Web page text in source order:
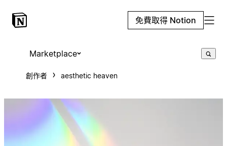
免費取得 Notion
Marketplace
創作者 aesthetic heaven